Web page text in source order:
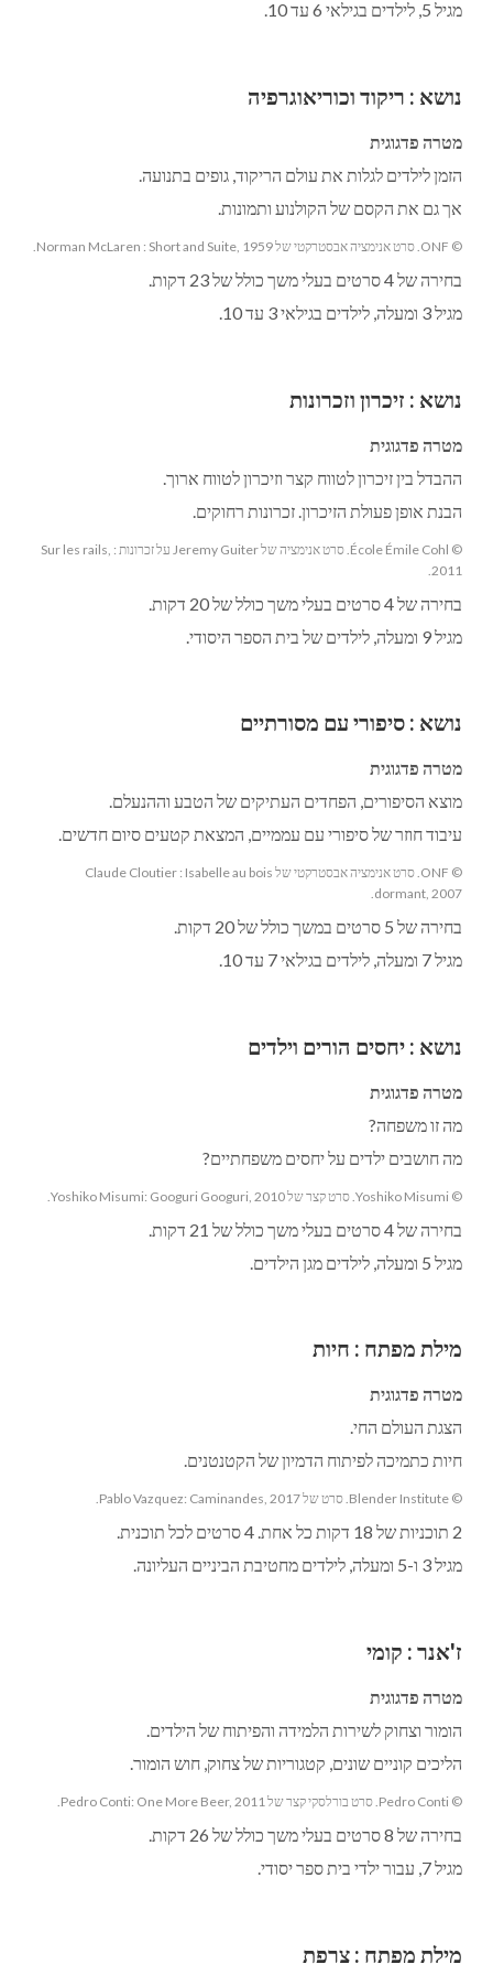
מגיל 5, לילדים בגילאי 6 עד 10.
נושא : ריקוד וכוריאוגרפיה
מטרה פדגוגית
הזמן לילדים לגלות את עולם הריקוד, גופים בתנועה.
אך גם את הקסם של הקולנוע ותמונות.
© ONF. סרט אנימציה אבסטרקטי של Norman McLaren : Short and Suite, 1959.
בחירה של 4 סרטים בעלי משך כולל של 23 דקות.
מגיל 3 ומעלה, לילדים בגילאי 3 עד 10.
נושא : זיכרון וזכרונות
מטרה פדגוגית
ההבדל בין זיכרון לטווח קצר וזיכרון לטווח ארוך.
הבנת אופן פעולת הזיכרון. זכרונות רחוקים.
© École Émile Cohl. סרט אנימציה של Jeremy Guiter על זכרונות : Sur les rails,
2011.
בחירה של 4 סרטים בעלי משך כולל של 20 דקות.
מגיל 9 ומעלה, לילדים של בית הספר היסודי.
נושא : סיפורי עם מסורתיים
מטרה פדגוגית
מוצא הסיפורים, הפחדים העתיקים של הטבע וההנעלם.
עיבוד חוזר של סיפורי עם עממיים, המצאת קטעים סיום חדשים.
© ONF. סרט אנימציה אבסטרקטי של Claude Cloutier : Isabelle au bois
dormant, 2007.
בחירה של 5 סרטים במשך כולל של 20 דקות.
מגיל 7 ומעלה, לילדים בגילאי 7 עד 10.
נושא : יחסים הורים וילדים
מטרה פדגוגית
מה זו משפחה?
מה חושבים ילדים על יחסים משפחתיים?
© Yoshiko Misumi. סרט קצר של Yoshiko Misumi: Googuri Googuri, 2010.
בחירה של 4 סרטים בעלי משך כולל של 21 דקות.
מגיל 5 ומעלה, לילדים מגן הילדים.
מילת מפתח : חיות
מטרה פדגוגית
הצגת העולם החי.
חיות כתמיכה לפיתוח הדמיון של הקטנטנים.
© Blender Institute. סרט של Pablo Vazquez: Caminandes, 2017.
2 תוכניות של 18 דקות כל אחת. 4 סרטים לכל תוכנית.
מגיל 3 ו-5 ומעלה, לילדים מחטיבת הביניים העליונה.
ז'אנר : קומי
מטרה פדגוגית
הומור וצחוק לשירות הלמידה והפיתוח של הילדים.
הליכים קוניים שונים, קטגוריות של צחוק, חוש הומור.
© Pedro Conti. סרט בורלסקי קצר של Pedro Conti: One More Beer, 2011.
בחירה של 8 סרטים בעלי משך כולל של 26 דקות.
מגיל 7, עבור ילדי בית ספר יסודי.
מילת מפתח : צרפת